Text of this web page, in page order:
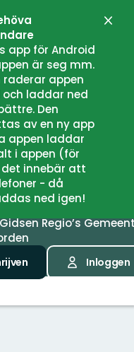
app för Android
är seg mm.
appen
laddar ned
Den
av en ny app
appen laddar
i appen (för
innebär att
- då
ned igen!
GidsenRegio’s
Inloggen